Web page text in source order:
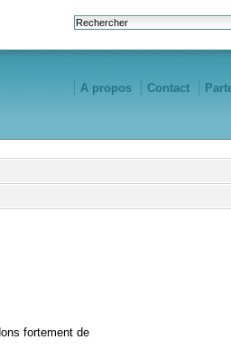
A propos Contact
fortement de